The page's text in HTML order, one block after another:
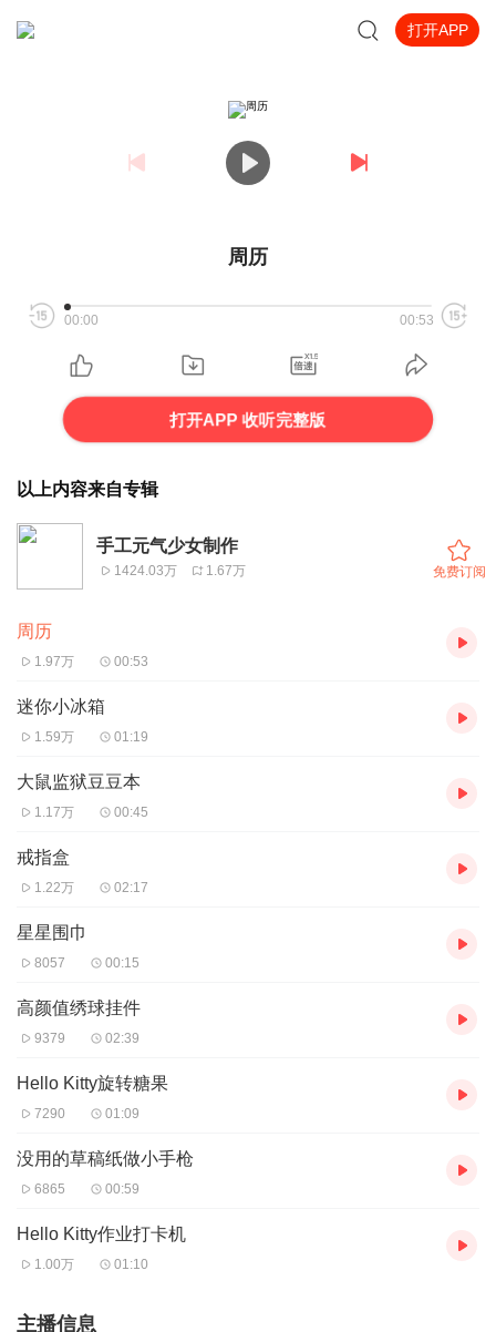
打开APP
周历
00:00 00:53
打开APP 收听完整版
以上内容来自专辑
手工元气少女制作
1424.03万 1.67万 免费订阅
周历
1.97万 00:53
迷你小冰箱
1.59万 01:19
大鼠监狱豆豆本
1.17万 00:45
戒指盒
1.22万 02:17
星星围巾
8057 00:15
高颜值绣球挂件
9379 02:39
Hello Kitty旋转糖果
7290 01:09
没用的草稿纸做小手枪
6865 00:59
Hello Kitty作业打卡机
1.00万 01:10
主播信息